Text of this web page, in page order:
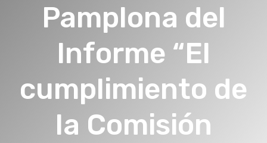
Pamplona del
Informe “El
cumplimiento de
la Comisión